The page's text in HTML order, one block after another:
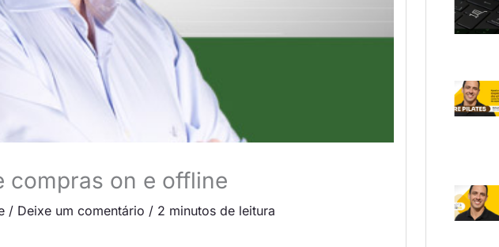
compras on e offline
/ Deixe um comentário / 2 minutos de leitura